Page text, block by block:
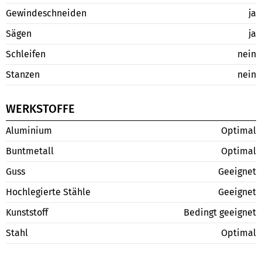
Gewindeschneiden
ja
Sägen
ja
Schleifen
nein
Stanzen
nein
WERKSTOFFE
Aluminium
Optimal
Buntmetall
Optimal
Guss
Geeignet
Hochlegierte Stähle
Geeignet
Kunststoff
Bedingt geeignet
Stahl
Optimal